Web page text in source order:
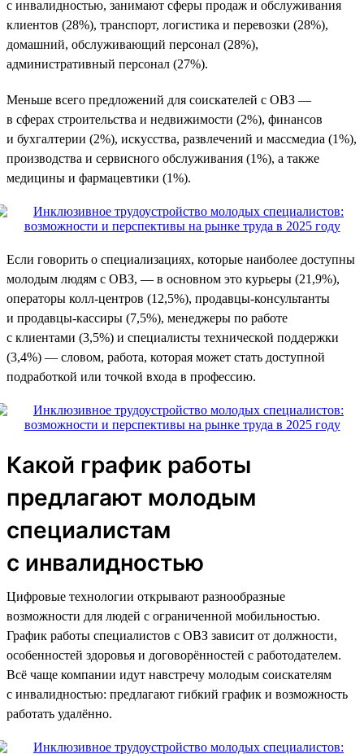
с инвалидностью, занимают сферы продаж и обслуживания
клиентов (28%), транспорт, логистика и перевозки (28%),
домашний, обслуживающий персонал (28%),
административный персонал (27%).
Меньше всего предложений для соискателей с ОВЗ —
в сферах строительства и недвижимости (2%), финансов
и бухгалтерии (2%), искусства, развлечений и массмедиа (1%),
производства и сервисного обслуживания (1%), а также
медицины и фармацевтики (1%).
Если говорить о специализациях, которые наиболее доступны
молодым людям с ОВЗ, — в основном это курьеры (21,9%),
операторы колл-центров (12,5%), продавцы-консультанты
и продавцы-кассиры (7,5%), менеджеры по работе
с клиентами (3,5%) и специалисты технической поддержки
(3,4%) — словом, работа, которая может стать доступной
подработкой или точкой входа в профессию.
Какой график работы
предлагают молодым
специалистам
с инвалидностью
Цифровые технологии открывают разнообразные
возможности для людей с ограниченной мобильностью.
График работы специалистов с ОВЗ зависит от должности,
особенностей здоровья и договорённостей с работодателем.
Всё чаще компании идут навстречу молодым соискателям
с инвалидностью: предлагают гибкий график и возможность
работать удалённо.